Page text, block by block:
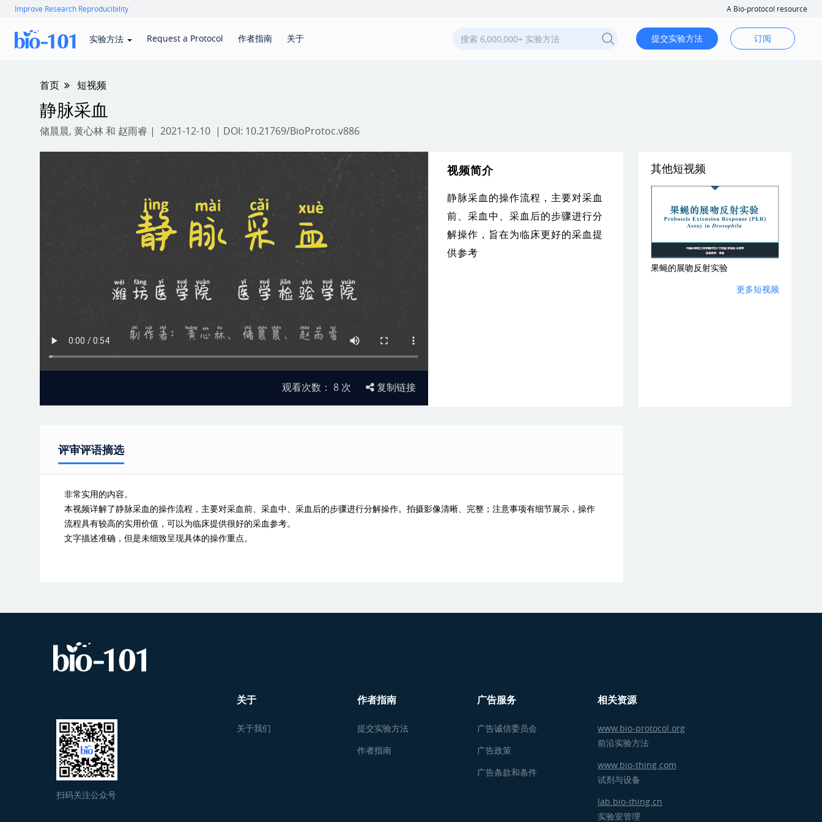
Improve Research Reproducibility A Bio-protocol resource
实验方法 Request a Protocol 作者指南 关于 提交实验方法 订阅
首页 短视频
静脉采血
储晨晨, 黄心林和 赵雨睿 | 2021-12-10 | DOI: 10.21769/BioProtoc.v886
其他短视频
果蝇的展吻反射实验
更多短视频
观看次数： 8次 复制链接
视频简介
静脉采血的操作流程，主要对采血
前、采血中、采血后的步骤进行分
解操作，旨在为临床更好的采血提
供参考
评审评语摘选
非常实用的内容。
本视频详解了静脉采血的操作流程，主要对采血前、采血中、采血后的步骤进行分解操作。拍摄影像清晰、完整；注意事项有细节展示，操作
流程具有较高的实用价值，可以为临床提供很好的采血参考。
文字描述准确，但是未细致呈现具体的操作重点。
扫码关注公众号
关于
关于我们
作者指南
提交实验方法
作者指南
广告服务
广告诚信委员会
广告政策
广告条款和条件
相关资源
www.bio-protocol.org
前沿实验方法
www.bio-thing.com
试剂与设备
lab.bio-thing.cn
实验室管理